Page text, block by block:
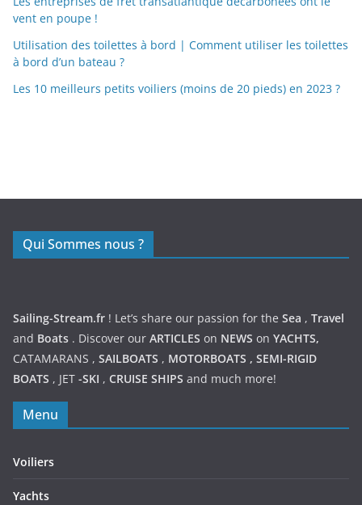
vent en poupe !
Utilisation des toilettes à bord | Comment utiliser les toilettes
à bord d’un bateau ?
Les 10 meilleurs petits voiliers (moins de 20 pieds) en 2023 ?
Qui Sommes nous ?
Sailing-Stream.fr ! Let’s share our passion for the Sea , Travel
and Boats . Discover our ARTICLES on NEWS on YACHTS,
CATAMARANS , SAILBOATS , MOTORBOATS , SEMI-RIGID
BOATS , JET -SKI , CRUISE SHIPS and much more!
Menu
Voiliers
Yachts